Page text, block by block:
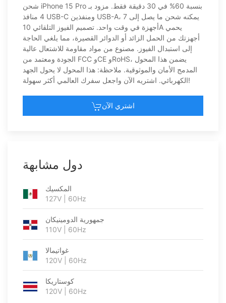
شحن iPhone 15 Pro بنسبة 60% في 30 دقيقة فقط. مزود بـ
4 منافذ USB-C ومنفذين USB-A، يمكنه شحن ما يصل إلى 7
أجهزة في وقت واحد. تصميم الفيوز التلقائي 10A يحمي
أجهزتك من الحمل الزائد أو الدوائر القصيرة، مما يلغي الحاجة
إلى استبدال الفيوز. مصنوع من مواد مقاومة للاشتعال عالية
الجودة ومعتمد من FCC وCE وRoHS، يضمن هذا المحول
المدمج الأمان والموثوقية. ملاحظة: هذا المحول لا يحول الجهد
الكهربائي. اشتريه الآن واجعل سفرك العالمي أكثر سهولة!
اشتري الآن
دول مشابهة
المكسيك
127V | 60Hz
جمهورية الدومينيكان
110V | 60Hz
غواتيمالا
120V | 60Hz
كوستاريكا
120V | 60Hz